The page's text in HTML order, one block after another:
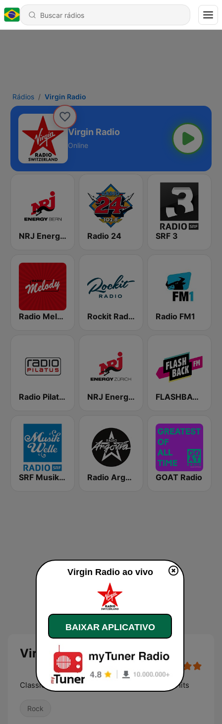
Rádios Virgin Radio
Virgin Radio
Online
NRJ Energy Bern Radio 24 SRF 3
Radio Melody Schweiz Rockit Radio Radio FM1
Radio Pilatus NRJ Energy Zürich FLASHBACK FM
SRF Musikwelle Radio Argovia GOAT Radio
Virgin Radio
Classic Rock und die besten aktuellen Rock-Hits
Rock
Virgin Radio ao vivo
BAIXAR APLICATIVO